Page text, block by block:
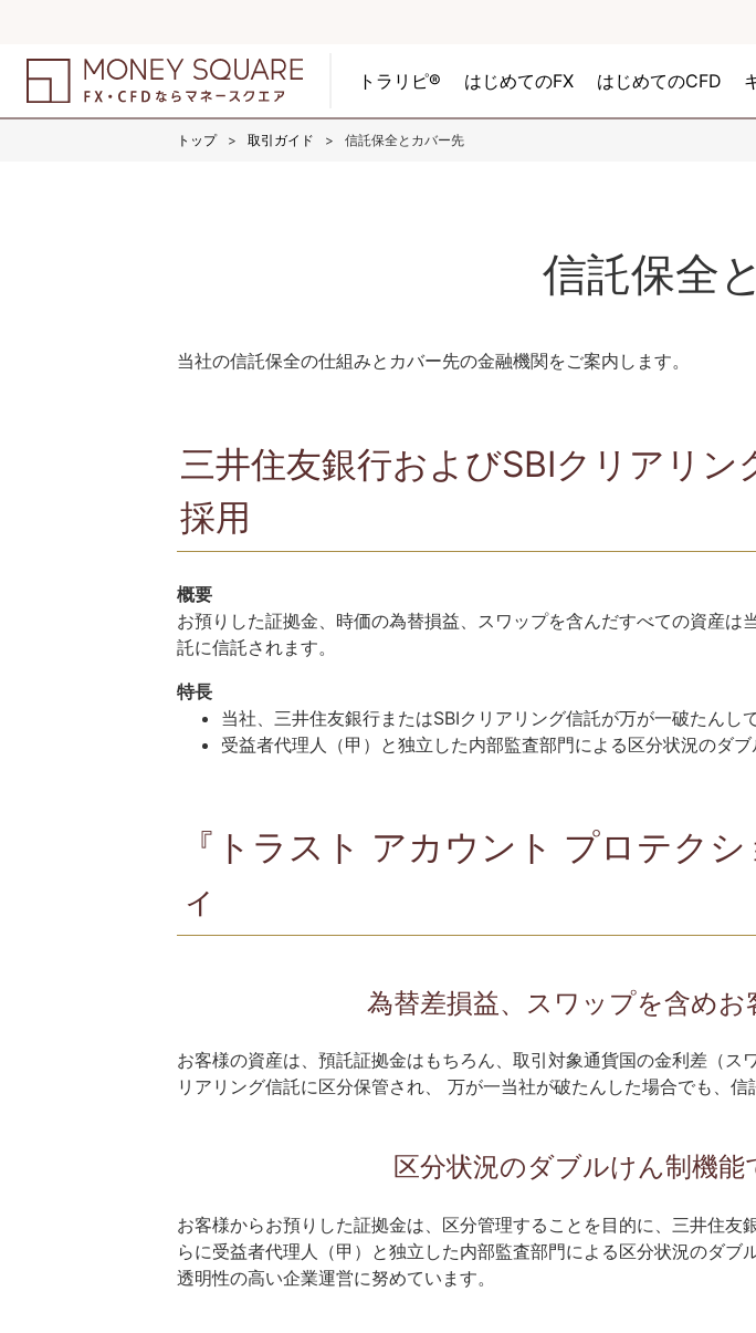
トラリピ® はじめてのFX はじめてのCFD
トップ 取引ガイド 信託保全とカバー先
信託保全
当社の信託保全の仕組みとカバー先の金融機関をご案内します。
三井住友銀行およびSBIクリアリ
採用
概要
お預りした証拠金、時価の為替損益、スワップを含んだすべての資産
託に信託されます。
特長
当社、三井住友銀行またはSBIクリアリング信託が万が一破たんし
受益者代理人（甲）と独立した内部監査部門による区分状況のダ
『トラスト アカウント プロテク
ィ
為替差損益、スワップを含め
お客様の資産は、預託証拠金はもちろん、取引対象通貨国の金利差（
リアリング信託に区分保管され、 万が一当社が破たんした場合でも、信
区分状況のダブルけん制機
お客様からお預りした証拠金は、区分管理することを目的に、三井住
らに受益者代理人（甲）と独立した内部監査部門による区分状況のダ
透明性の高い企業運営に努めています。